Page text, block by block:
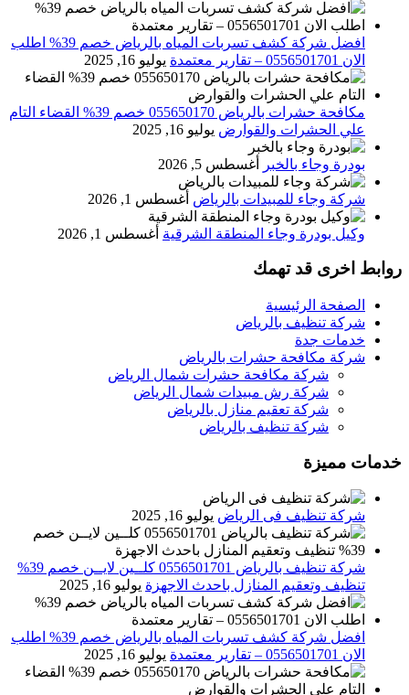
افضل شركة كشف تسربات المياه بالرياض خصم 39% اطلب
الان 0556501701‬‏ – تقارير معتمدة
يوليو 16, 2025
مكافحة حشرات بالرياض 055650170 خصم 39% القضاء التام
علي الحشرات والقوارض يوليو 16, 2025
بودرة وجاء بالخبر أغسطس 5, 2026
شركة وجاء للمبيدات بالرياض أغسطس 1, 2026
وكيل بودرة وجاء المنطقة الشرقية أغسطس 1, 2026
روابط اخرى قد تهمك
الصفحة الرئيسية
شركة تنظيف بالرياض
خدمات جدة
شركة مكافحة حشرات بالرياض
شركة مكافحة حشرات شمال الرياض
شركة رش مبيدات شمال الرياض
شركة تعقيم منازل بالرياض
شركة تنظيف بالرياض
خدمات مميزة
شركة تنظيف فى الرياض يوليو 16, 2025
شركة تنظيف بالرياض 0556501701 كلــين لايــن خصم 39%
تنظيف وتعقيم المنازل باحدث الاجهزة يوليو 16, 2025
افضل شركة كشف تسربات المياه بالرياض خصم 39% اطلب
الان 0556501701‬‏ – تقارير معتمدة
يوليو 16, 2025